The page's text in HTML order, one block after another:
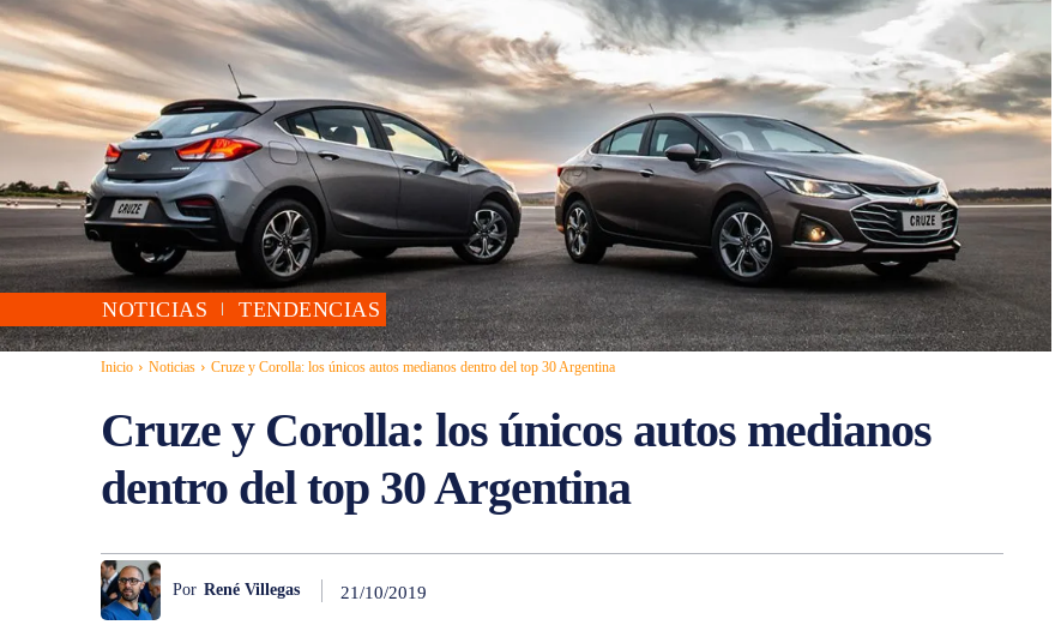
NOTICIAS TENDENCIAS
Inicio Noticias Cruze y Corolla: los únicos autos medianos dentro del top 30 Argentina
Cruze y Corolla: los únicos autos medianos
dentro del top 30 Argentina
Por René Villegas 21/10/2019